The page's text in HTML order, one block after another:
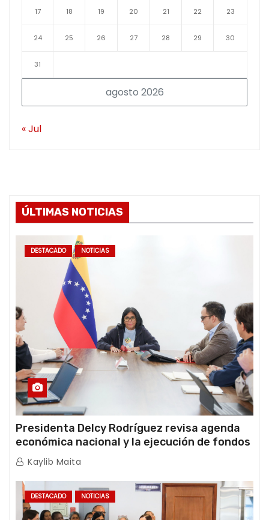
agosto 2026
17 18 19 20 21 22 23
24 25 26 27 28 29 30
31
« Jul
ÚLTIMAS NOTICIAS
DESTACADO NOTICIAS
Presidenta Delcy Rodríguez revisa agenda
económica nacional y la ejecución de fondos
de emergencia post-sismos
Kaylib Maita
DESTACADO NOTICIAS